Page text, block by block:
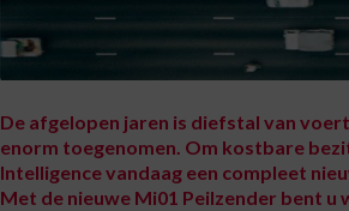
De afgelopen jaren is diefstal van
enorm toegenomen. Om kostbare
Intelligence vandaag een compleet
Met de nieuwe Mi01 Peilzender bent